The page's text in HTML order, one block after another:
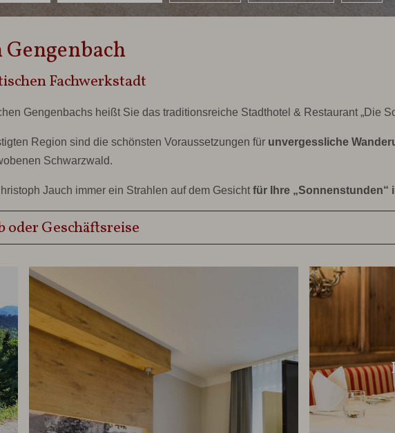
Fachwerkstadt
Gengenbachs heißt Sie das traditionsreiche Stadthotel & Restaurant „Die
Region sind die schönsten Voraussetzungen für unvergessliche
Schwarzwald.
Jauch immer ein Strahlen auf dem Gesicht für Ihre „Sonnenstunden“
Geschäftsreise